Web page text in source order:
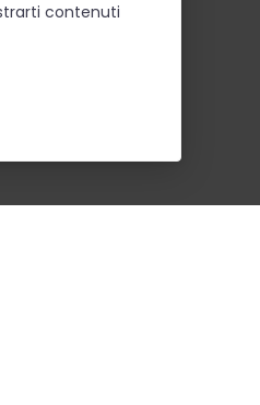
contenuti